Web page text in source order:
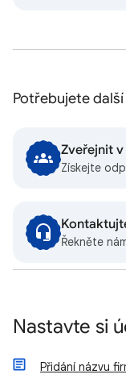
Potřebujete
Zveřejnit
Získejte
Řekněte
Nastavte si
Přidání názvu